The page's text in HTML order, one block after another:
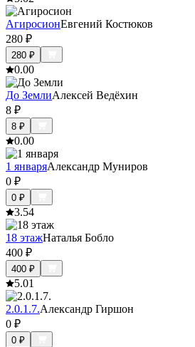
АгиросионЕвгений Костюков
280 ₽
280 ₽
0.00
До ЗемлиАлексей Ведёхин
8 ₽
8 ₽
0.00
1 январяАлександр Муниров
0 ₽
0 ₽
3.54
18 этажНаталья Бобло
400 ₽
400 ₽
5.01
2.0.1.7.Александр Гиршон
0 ₽
0 ₽